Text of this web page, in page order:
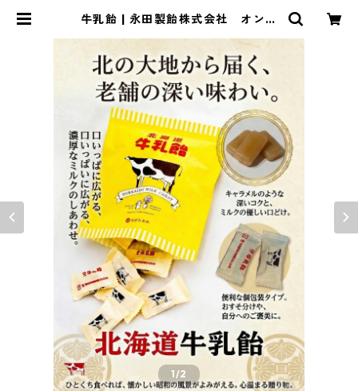
牛乳飴 | 永田製飴株式会社 オンラ
1/2